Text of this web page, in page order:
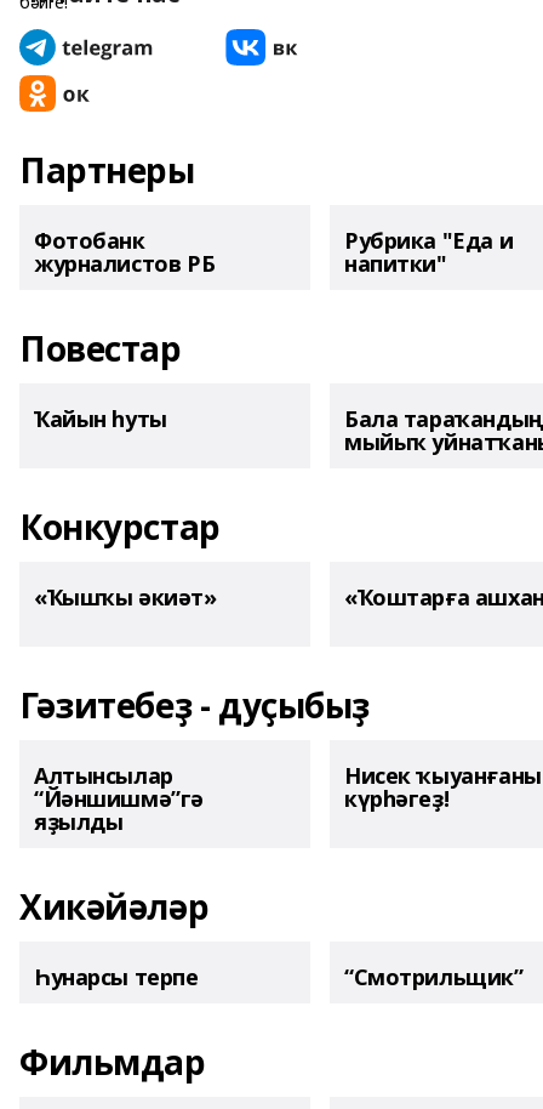
Партнеры
Фотобанк
журналистов РБ
Рубрика "Еда и
напитки"
Повестар
Ҡайын һуты Бала тараҡандың
мыйыҡ
Конкурстар
«Ҡышҡы әкиәт» «Ҡоштарға
Гәзитебеҙ - дуҫыбыҙ
Алтынсылар
“Йәншишмә”гә
яҙылды
Нисек
күрһәгеҙ!
Хикәйәләр
Һунарсы терпе “Смотрильщик”
Фильмдар